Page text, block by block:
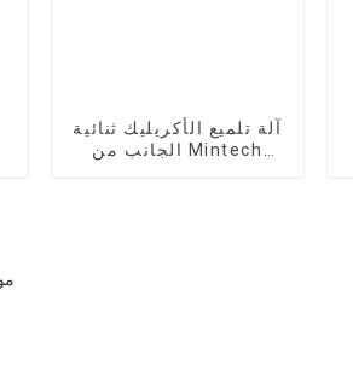
آلة تلميع الأكريليك ثنائية
الجانب من Mintech